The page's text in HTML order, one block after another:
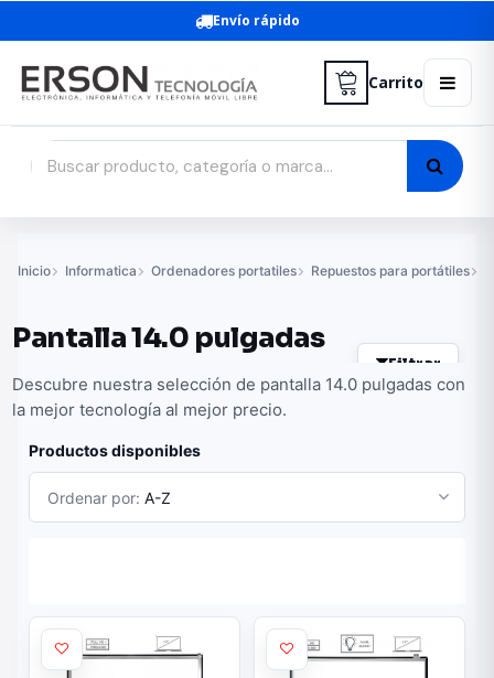
Envío rápido
Carrito
Inicio Informatica Ordenadores portatiles Repuestos para portátiles
Pantalla 14.0 pulgadas
Filtrar
Descubre nuestra selección de pantalla 14.0 pulgadas con
la mejor tecnología al mejor precio.
Productos disponibles
Ordenar por: A-Z